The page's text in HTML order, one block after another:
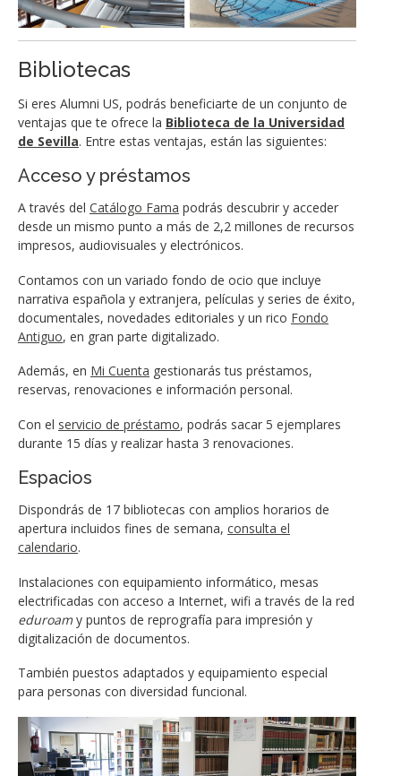
Bibliotecas
Si eres Alumni US, podrás beneficiarte de un conjunto de
ventajas que te ofrece la Biblioteca de la Universidad
de Sevilla. Entre estas ventajas, están las siguientes:
Acceso y préstamos
A través del Catálogo Fama podrás descubrir y acceder
desde un mismo punto a más de 2,2 millones de recursos
impresos, audiovisuales y electrónicos.
Contamos con un variado fondo de ocio que incluye
narrativa española y extranjera, películas y series de éxito,
documentales, novedades editoriales y un rico Fondo
Antiguo, en gran parte digitalizado.
Además, en Mi Cuenta gestionarás tus préstamos,
reservas, renovaciones e información personal.
Con el servicio de préstamo, podrás sacar 5 ejemplares
durante 15 días y realizar hasta 3 renovaciones.
Espacios
Dispondrás de 17 bibliotecas con amplios horarios de
apertura incluidos fines de semana, consulta el
calendario.
Instalaciones con equipamiento informático, mesas
electrificadas con acceso a Internet, wifi a través de la red
eduroamy puntos de reprografía para impresión y
digitalización de documentos.
También puestos adaptados y equipamiento especial
para personas con diversidad funcional.